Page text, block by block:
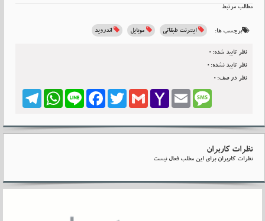
مطالب مرتبط
برچسب ها: اینترنت طبقاتی موبایل اندروید
نظر تایید شده:0
نظر تایید نشده:0
نظر در صف:0
TelegramWhatsApp LineFacebook Twitter Gmail
Yahoo
Email Message
نظرات کاربران
نظرات کاربران برای این مطلب فعال نیست